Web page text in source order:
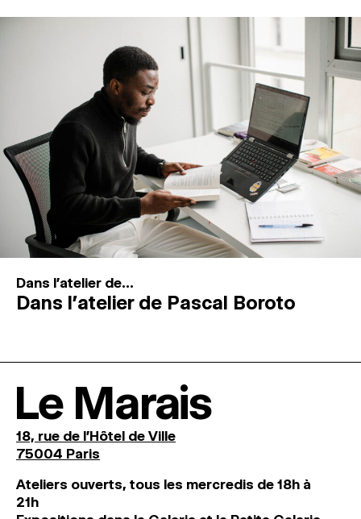
Dans l'atelier de...
Dans l’atelier de Pascal Boroto
Le Marais
18, rue de l'Hôtel de Ville
75004 Paris
Ateliers ouverts, tous les mercredis de 18h à
21h